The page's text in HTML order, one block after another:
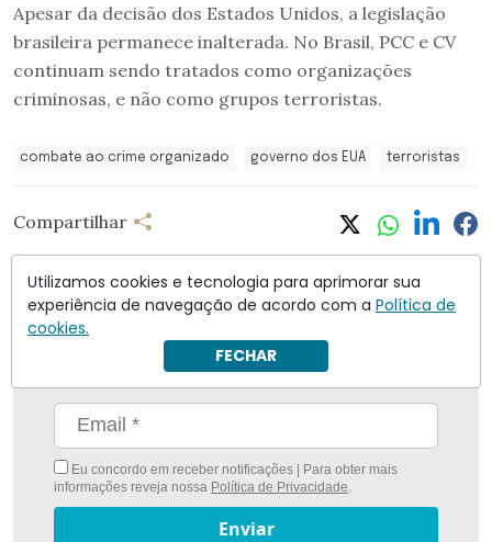
Apesar da decisão dos Estados Unidos, a legislação
brasileira permanece inalterada. No Brasil, PCC e CV
continuam sendo tratados como organizações
criminosas, e não como grupos terroristas.
combate ao crime organizado governo dos EUA terroristas
Compartilhar
Nunca foi tão fácil ficar bem informado com
Antagonista
Eu concordo em receber notificações | Para obter mais
informações reveja nossa Política de Privacidade
Enviar
Utilizamos cookies e tecnologia para aprimorar sua
experiência de navegação de acordo com a Política de
cookies.
FECHAR